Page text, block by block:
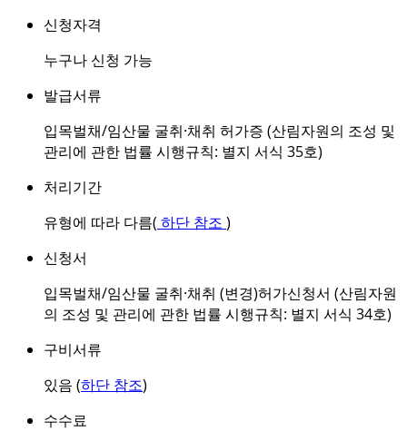
신청자격
누구나 신청 가능
발급서류
입목벌채/임산물 굴취·채취 허가증 (산림자원의 조성 및
관리에 관한 법률 시행규칙: 별지 서식 35호)
처리기간
유형에 따라 다름( 하단 참조 )
신청서
입목벌채/임산물 굴취·채취 (변경)허가신청서 (산림자원
의 조성 및 관리에 관한 법률 시행규칙: 별지 서식 34호)
구비서류
있음 (하단 참조)
수수료